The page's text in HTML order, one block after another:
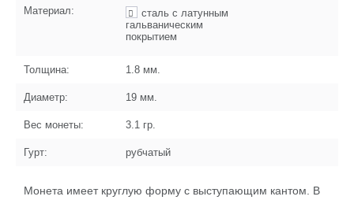
Материал:
сталь с латунным
гальваническим
покрытием
Толщина: 1.8 мм.
Диаметр: 19 мм.
Вес монеты: 3.1 гр.
Гурт: рубчатый
Монета имеет круглую форму с выступающим кантом. В